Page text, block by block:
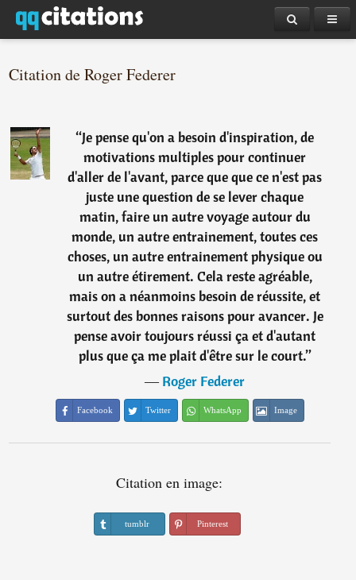
Citation de Roger Federer
“Je pense qu'on a besoin d'inspiration, de
motivations multiples pour continuer
d'aller de l'avant, parce que que ce n'est pas
juste une question de se lever chaque
matin, faire un autre voyage autour du
monde, un autre entrainement, toutes ces
choses, un autre entrainement physique ou
un autre étirement. Cela reste agréable,
mais on a néanmoins besoin de réussite, et
surtout des bonnes raisons pour avancer. Je
pense avoir toujours réussi ça et d'autant
plus que ça me plait d'être sur le court.”
―Roger Federer
Facebook Twitter WhatsApp Image
Citation en image:
tumblr Pinterest